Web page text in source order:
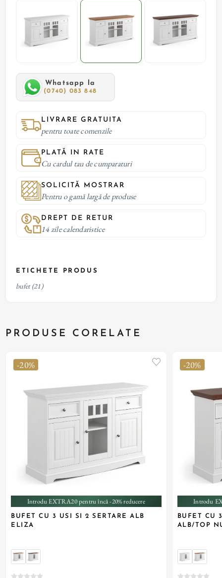
Whatsapp la
(0740) 083 848
LIVRARE GRATUITA
pentru toate comenzile
PLATĂ IN RATE
Cu cardul tau de cumparaturi
SOLICITĂ MOSTRAR
Pentru o gamă largă de produse
DREPT DE RETUR
14 zile calendaristice
ETICHETE PRODUS
bufet (21)
PRODUSE CORELATE
-20%
Introdu EXTRA20 pentru încă -20% reducere
BUFET CU 3 USI SI 2 SERTARE ALB
ELIZA
-20%
Introdu
BUFET CU
ALB/TOP